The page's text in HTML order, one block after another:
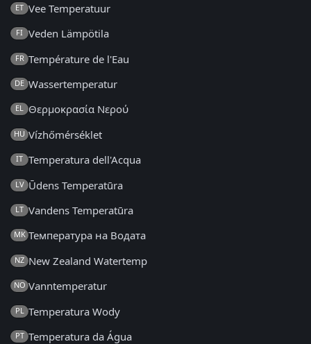
ET Vee Temperatuur
FI Veden Lämpötila
FR Température de l'Eau
DE Wassertemperatur
EL Θερμοκρασία Νερού
HU Vízhőmérséklet
IT Temperatura dell'Acqua
LV Ūdens Temperatūra
LT Vandens Temperatūra
MK Температура на Водата
NZ New Zealand Watertemp
NO Vanntemperatur
PL Temperatura Wody
PT Temperatura da Água